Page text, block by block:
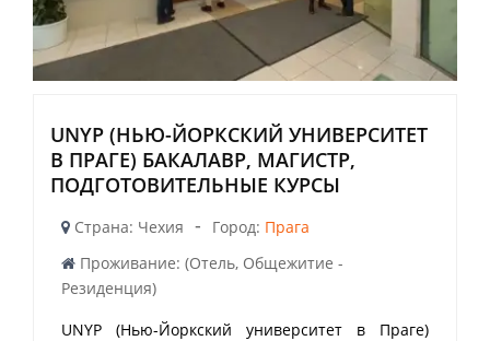
UNYP (НЬЮ-ЙОРКСКИЙ УНИВЕРСИТЕТ
В ПРАГЕ) БАКАЛАВР, МАГИСТР,
ПОДГОТОВИТЕЛЬНЫЕ КУРСЫ
Страна: Чехия - Город: Прага
Проживание: (Отель, Общежитие -
Резиденция)
UNYP (Нью-Йоркский университет в Праге)